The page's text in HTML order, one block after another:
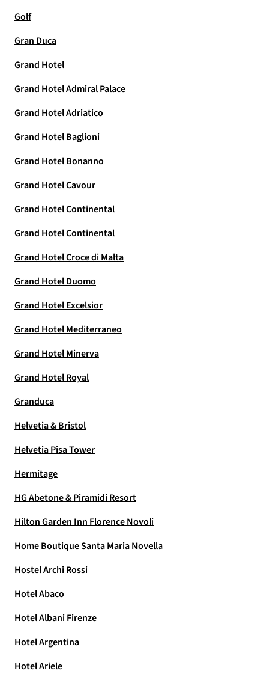
Golf
Gran Duca
Grand Hotel
Grand Hotel Admiral Palace
Grand Hotel Adriatico
Grand Hotel Baglioni
Grand Hotel Bonanno
Grand Hotel Cavour
Grand Hotel Continental
Grand Hotel Continental
Grand Hotel Croce di Malta
Grand Hotel Duomo
Grand Hotel Excelsior
Grand Hotel Mediterraneo
Grand Hotel Minerva
Grand Hotel Royal
Granduca
Helvetia & Bristol
Helvetia Pisa Tower
Hermitage
HG Abetone & Piramidi Resort
Hilton Garden Inn Florence Novoli
Home Boutique Santa Maria Novella
Hostel Archi Rossi
Hotel Abaco
Hotel Albani Firenze
Hotel Argentina
Hotel Ariele